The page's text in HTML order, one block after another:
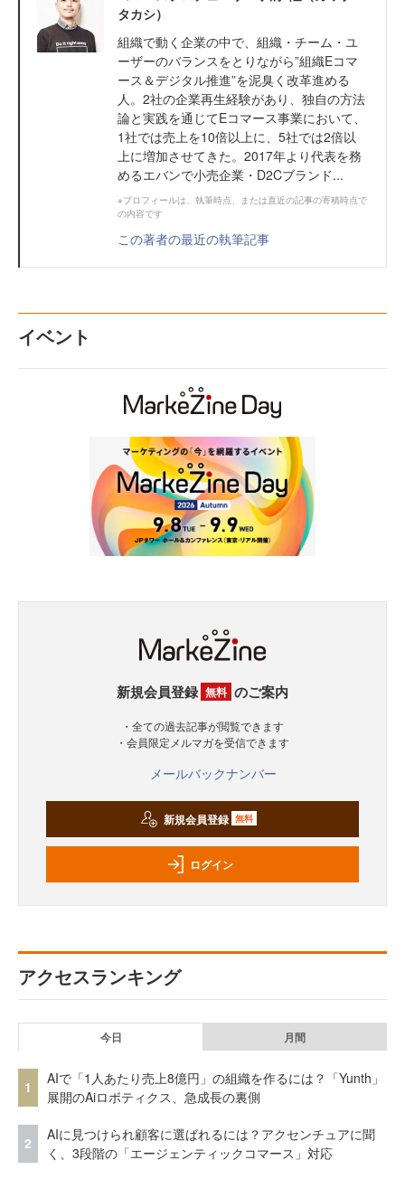
タカシ）
組織で動く企業の中で、組織・チーム・ユ
ーザーのバランスをとりながら”組織Eコマ
ース＆デジタル推進”を泥臭く改革進める
人。2社の企業再生経験があり、独自の方法
論と実践を通じてEコマース事業において、
1社では売上を10倍以上に、5社では2倍以
上に増加させてきた。2017年より代表を務
めるエバンで小売企業・D2Cブランド...
※プロフィールは、執筆時点、または直近の記事の寄稿時点で
の内容です
この著者の最近の執筆記事
イベント
新規会員登録 無料 のご案内
・全ての過去記事が閲覧できます
・会員限定メルマガを受信できます
メールバックナンバー
新規会員登録 無料
ログイン
アクセスランキング
今日 月間
1
AIで「1人あたり売上8億円」の組織を作るには？「Yunth」
展開のAiロボティクス、急成長の裏側
2
AIに見つけられ顧客に選ばれるには？アクセンチュアに聞
く、3段階の「エージェンティックコマース」対応